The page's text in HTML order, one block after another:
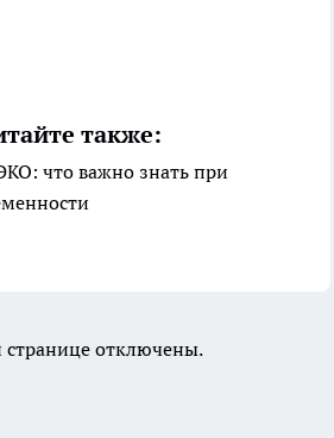
также:
что важно знать при
отключены.